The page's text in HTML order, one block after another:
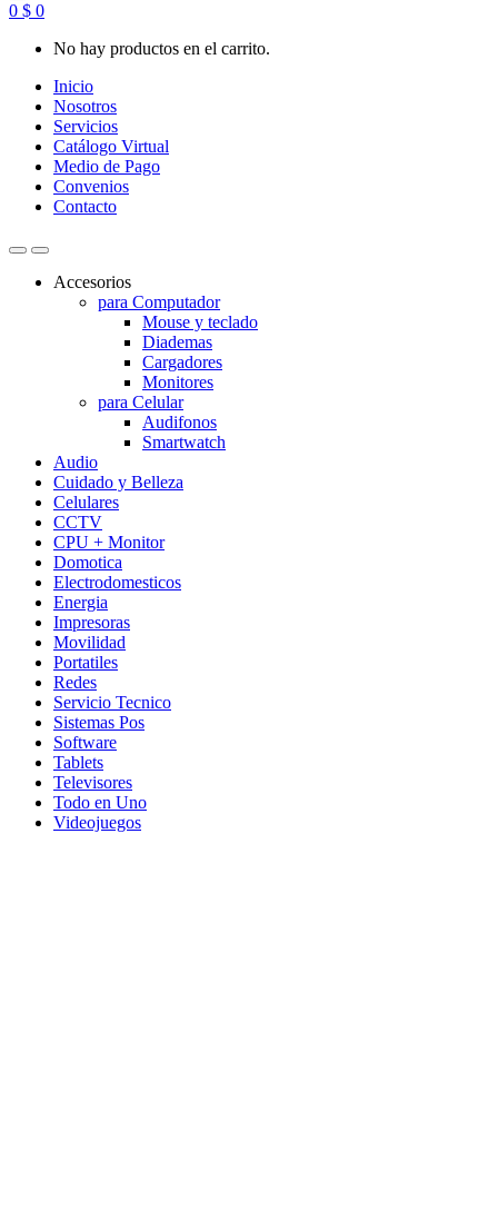
0 $ 0
No hay productos en el carrito.
Inicio
Nosotros
Servicios
Catálogo Virtual
Medio de Pago
Convenios
Contacto
Accesorios
para Computador
Mouse y teclado
Diademas
Cargadores
Monitores
para Celular
Audifonos
Smartwatch
Audio
Cuidado y Belleza
Celulares
CCTV
CPU + Monitor
Domotica
Electrodomesticos
Energia
Impresoras
Movilidad
Portatiles
Redes
Servicio Tecnico
Sistemas Pos
Software
Tablets
Televisores
Todo en Uno
Videojuegos